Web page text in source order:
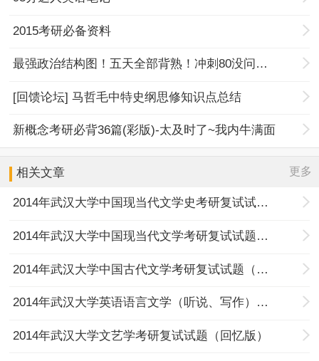
2015考研必备资料
最强政治结构图！五天全部背熟！冲刺80没问题！
[回馈论坛] 马哲毛中特史纲思修知识点总结
新概念考研必背36篇(彩版)-太及时了~我内牛满面
相关文章 更多
2014年武汉大学中国现当代文学史考研复试试题（回忆版）
2014年武汉大学中国现当代文学考研复试试题（回忆版）
2014年武汉大学中国古代文学考研复试试题（回忆版）
2014年武汉大学英语语言文学（听说、写作）考研复试试题（回忆版）
2014年武汉大学文艺学考研复试试题（回忆版）